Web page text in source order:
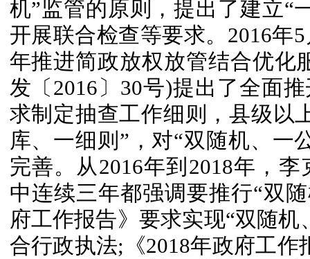
机”监管的原则，提出了建立“
开展联合检查等要求。2016年
年推进简政放权放管结合优化
发〔2016〕30号)提出了全面
求制定抽查工作细则，县级以
库、一细则”，对“双随机、一
完善。从2016年到2018年，
中连续三年都强调要推行“双
府工作报告》要求实现“双随
合行政执法;《2018年政府工